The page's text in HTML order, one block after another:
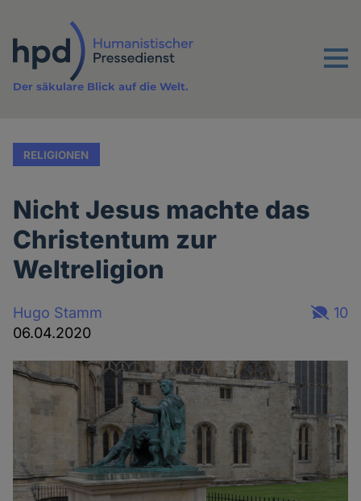
Inhalt
Menu
Der säkulare Blick auf die Welt.
RELIGIONEN
Nicht Jesus machte das
Christentum zur
Weltreligion
Hugo Stamm
06.04.2020
10